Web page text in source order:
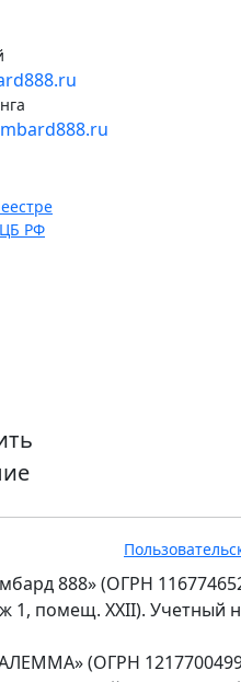
РФ
888» (ОГРН
1, помещ. XXII).
(ОГРН